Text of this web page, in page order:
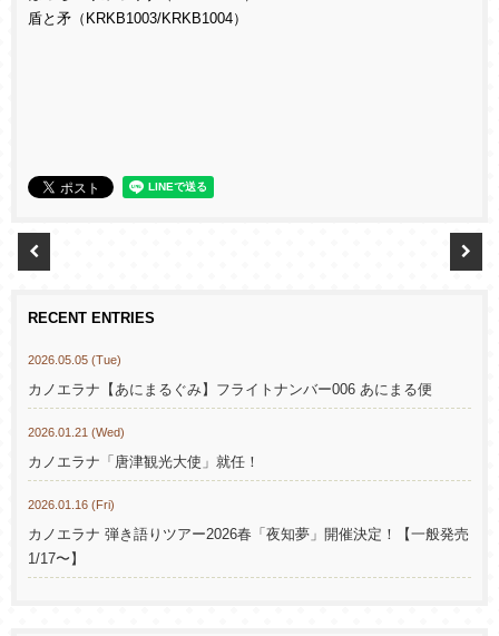
盾と矛（KRKB1003/KRKB1004）
RECENT ENTRIES
2026.05.05 (Tue)
カノエラナ【あにまるぐみ】フライトナンバー006 あにまる便
2026.01.21 (Wed)
カノエラナ「唐津観光大使」就任！
2026.01.16 (Fri)
カノエラナ 弾き語りツアー2026春「夜知夢」開催決定！【一般発売
1/17〜】